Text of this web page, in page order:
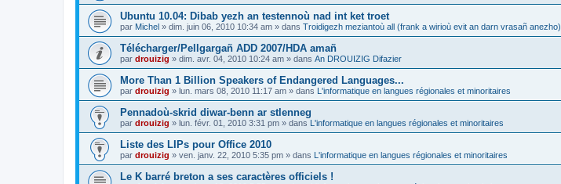
Ubuntu 10.04: Dibab yezh an testennoù nad int ket troet
par Michel » dim. juin 06, 2010 10:34 am » dans Troidigezh meziantoù all (frank a wirioù evit an darn vrasañ anezho)
Télécharger/Pellgargañ ADD 2007/HDA amañ
par drouizig » dim. avr. 04, 2010 10:24 am » dans An DROUIZIG Difazier
More Than 1 Billion Speakers of Endangered Languages...
par drouizig » lun. mars 08, 2010 11:17 am » dans L'informatique en langues régionales et minoritaires
Pennadoù-skrid diwar-benn ar stlenneg
par drouizig » lun. févr. 01, 2010 3:31 pm » dans L'informatique en langues régionales et minoritaires
Liste des LIPs pour Office 2010
par drouizig » ven. janv. 22, 2010 5:35 pm » dans L'informatique en langues régionales et minoritaires
Le K barré breton a ses caractères officiels !